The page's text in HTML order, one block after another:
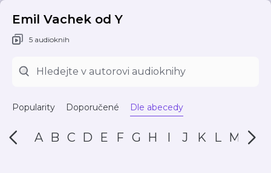
Emil Vachek od Y
5 audioknih
Popularity Doporučené Dle abecedy
A B C D E F G H I J K L M N